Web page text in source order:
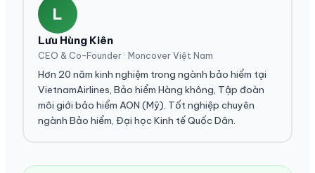
L
Lưu Hùng Kiên
CEO & Co-Founder · Moncover Việt Nam
Hơn 20 năm kinh nghiệm trong ngành bảo hiểm tại
VietnamAirlines, Bảo hiểm Hàng không, Tập đoàn
môi giới bảo hiểm AON (Mỹ). Tốt nghiệp chuyên
ngành Bảo hiểm, Đại học Kinh tế Quốc Dân.